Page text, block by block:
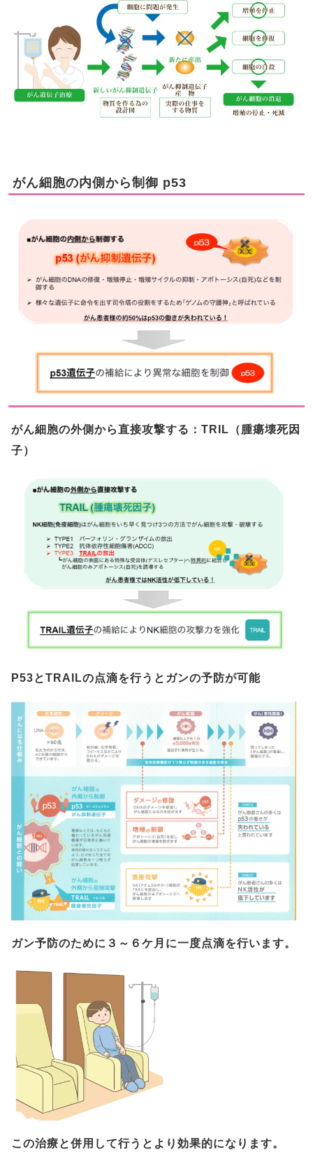
がん細胞の内側から制御 p53
がん細胞の外側から直接攻撃する：TRIL（腫瘍壊死因
子）
P53とTRAILの点滴を行うとガンの予防が可能
ガン予防のために３～６ケ月に一度点滴を行います。
この治療と併用して行うとより効果的になります。